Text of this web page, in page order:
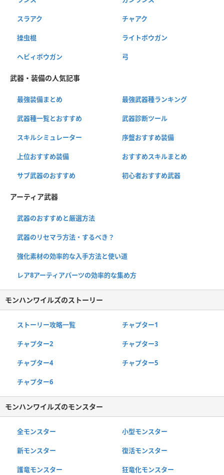
スラアク チャアク
操虫棍 ライトボウガン
ヘビィボウガン 弓
武器・装備の人気記事
最強装備まとめ 最強武器種ランキング
武器種一覧とおすすめ 武器診断ツール
スキルシミュレーター 序盤おすすめ装備
上位おすすめ装備 おすすめスキルまとめ
サブ武器のおすすめ 初心者おすすめ武器
アーティア武器
武器のおすすめと厳選方法
武器のリセマラ方法・するべき？
強化素材の効率的な入手方法と使い道
レア8アーティアパーツの効率的な集め方
モンハンワイルズのストーリー
ストーリー攻略一覧 チャプター1
チャプター2 チャプター3
チャプター4 チャプター5
チャプター6
モンハンワイルズのモンスター
全モンスター 小型モンスター
新モンスター 復活モンスター
護竜モンスター 狂竜化モンスター